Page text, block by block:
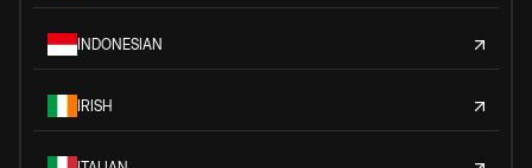
INDONESIAN
IRISH